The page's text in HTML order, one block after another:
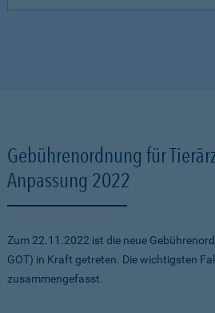
Gebührenordnung für
Anpassung 2022
Zum 22.11.2022 ist die neue
GOT) in Kraft getreten. Die wichtigsten
zusammengefasst.